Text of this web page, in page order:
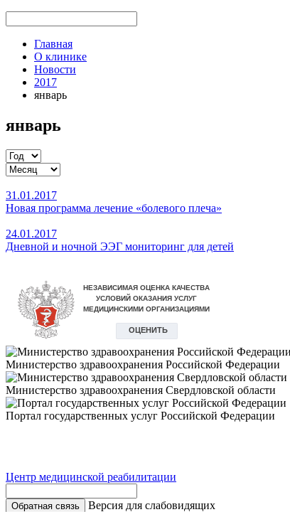
Главная
О клинике
Новости
2017
январь
январь
31.01.2017
Новая программа лечение «болевого плеча»
24.01.2017
Дневной и ночной ЭЭГ мониторинг для детей
Министерство здравоохранения Российской Федерации
Министерство здравоохранения Свердловской области
Портал государственных услуг Российской Федерации
Центр медицинской реабилитации
Обратная связь
Версия для слабовидящих